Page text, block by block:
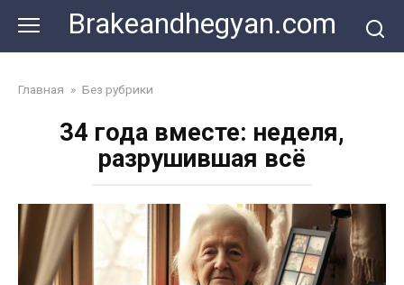
content
Brakeandhegyan.com
Главная » Без рубрики
34 года вместе: неделя,
разрушившая всё